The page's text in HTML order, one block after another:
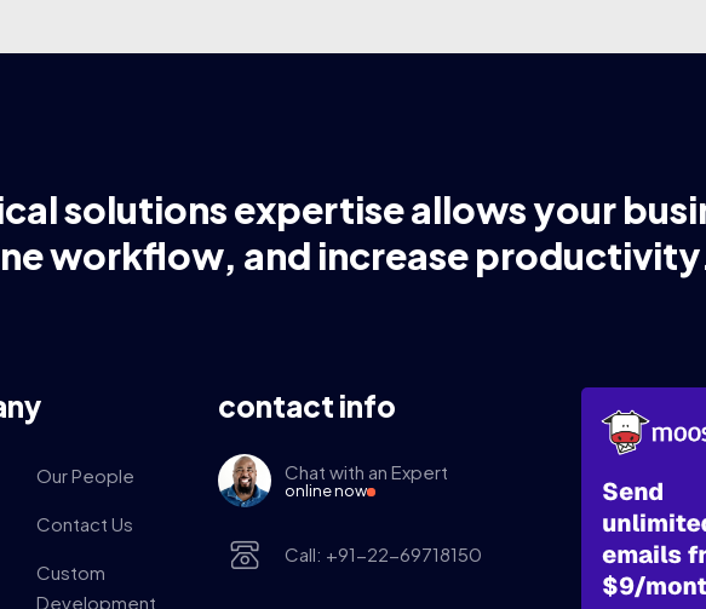
solutions expertise allows your
workflow, and increase
Our People
Contact Us
Custom
Development
contact info
Chat with an Expert
online now
Call: +91-22-69718150